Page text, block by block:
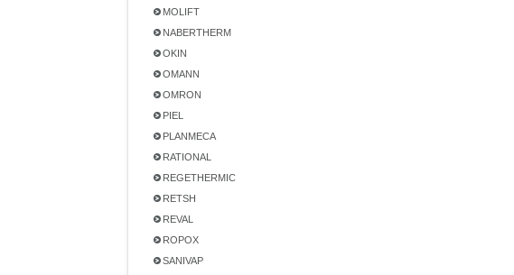
MOLIFT
NABERTHERM
OKIN
OMANN
OMRON
PIEL
PLANMECA
RATIONAL
REGETHERMIC
RETSH
REVAL
ROPOX
SANIVAP